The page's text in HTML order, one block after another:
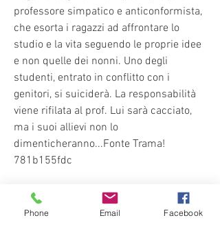
professore simpatico e anticonformista,
che esorta i ragazzi ad affrontare lo
studio e la vita seguendo le proprie idee
e non quelle dei nonni. Uno degli
studenti, entrato in conflitto con i
genitori, si suiciderà. La responsabilità
viene rifilata al prof. Lui sarà cacciato,
ma i suoi allievi non lo
dimenticheranno...Fonte Trama!
781b155fdc
Phone Email Facebook